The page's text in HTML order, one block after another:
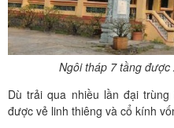
Ngôi tháp 7 tầng
Dù trải qua nhiều lần đại
được vẻ linh thiêng và cổ kính